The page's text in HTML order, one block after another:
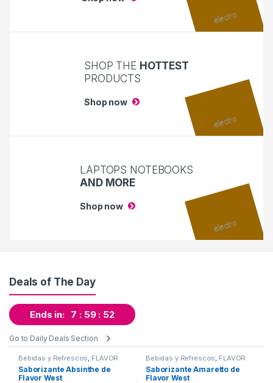
SHOP THE HOTTEST
PRODUCTS
Shop now
LAPTOPS NOTEBOOKS
AND MORE
Shop now
Deals of The Day
Ends in: 7 59 51
Go to Daily Deals Section
Bebidas y Refrescos FLAVOR
,Sabor a Bebidas y
Refrescos,Saborizantes
Saborizante Absinthe de
Flavor West
Bebidas y Refrescos FLAVOR
,Sabor a Bebidas y
Refrescos,Saborizantes
Saborizante Amaretto de
Flavor West